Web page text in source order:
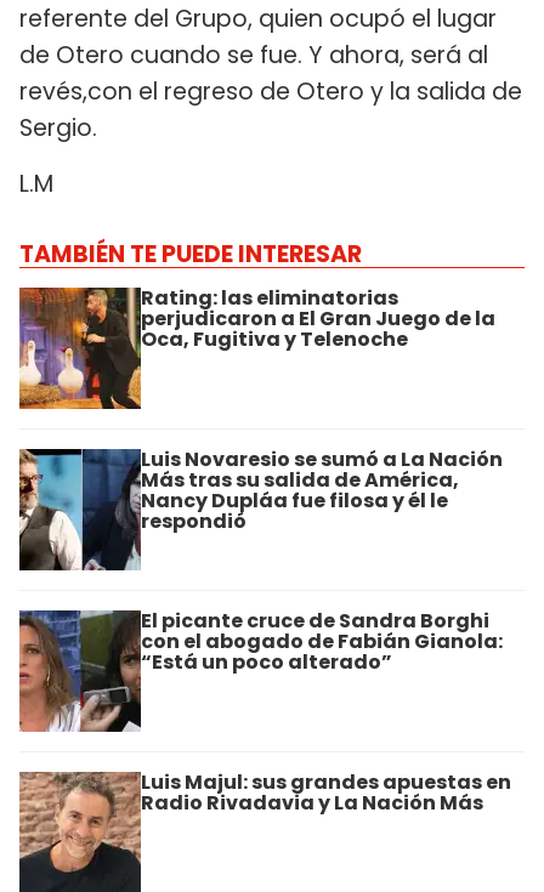
referente del Grupo, quien ocupó el lugar
de Otero cuando se fue. Y ahora, será al
revés,con el regreso de Otero y la salida de
Sergio.
L.M
TAMBIÉN TE PUEDE INTERESAR
Rating: las eliminatorias
perjudicaron a El Gran Juego de la
Oca, Fugitiva y Telenoche
Luis Novaresio se sumó a La Nación
Más tras su salida de América,
Nancy Dupláa fue filosa y él le
respondió
El picante cruce de Sandra Borghi
con el abogado de Fabián Gianola:
“Está un poco alterado”
Luis Majul: sus grandes apuestas en
Radio Rivadavia y La Nación Más